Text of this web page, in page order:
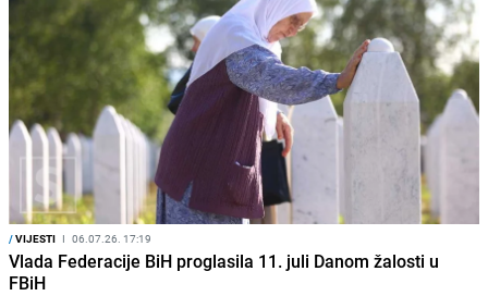
/VIJESTI I 06.07.26. 17:19
Vlada Federacije BiH proglasila 11. juli Danom žalosti u
FBiH